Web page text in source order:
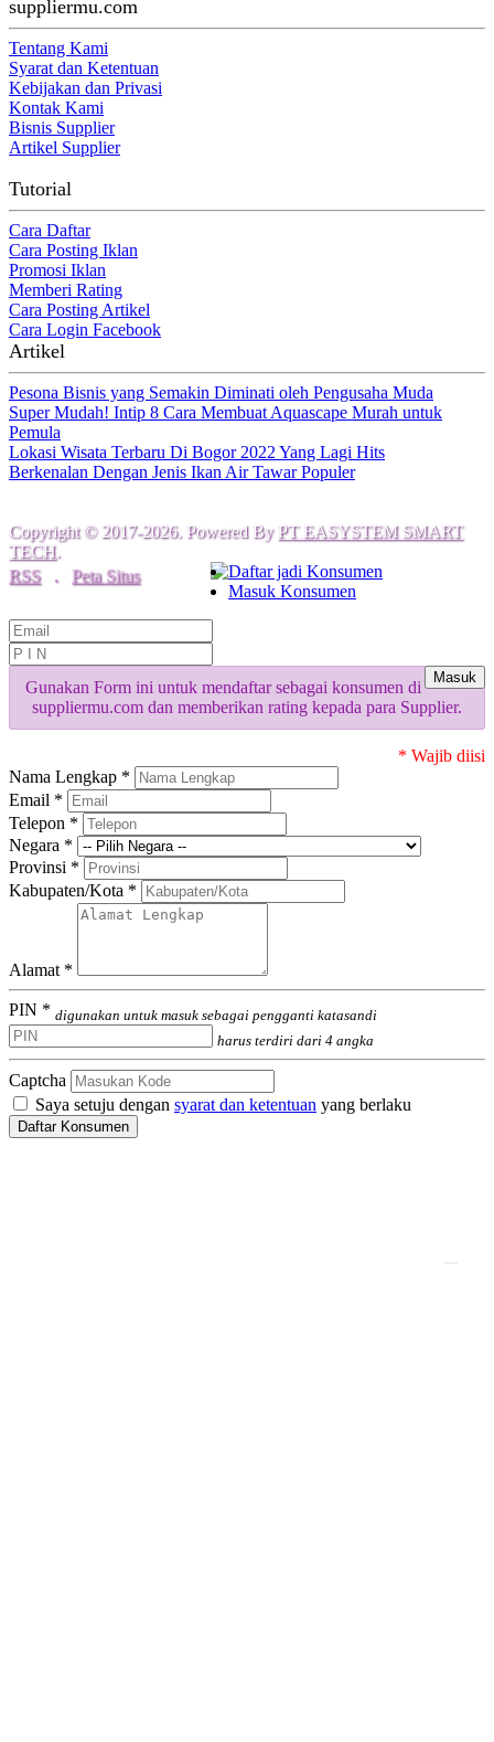
suppliermu.com
Tentang Kami
Syarat dan Ketentuan
Kebijakan dan Privasi
Kontak Kami
Bisnis Supplier
Artikel Supplier
Tutorial
Cara Daftar
Cara Posting Iklan
Promosi Iklan
Memberi Rating
Cara Posting Artikel
Cara Login Facebook
Artikel
Pesona Bisnis yang Semakin Diminati oleh Pengusaha Muda
Super Mudah! Intip 8 Cara Membuat Aquascape Murah untuk
Pemula
Lokasi Wisata Terbaru Di Bogor 2022 Yang Lagi Hits
Berkenalan Dengan Jenis Ikan Air Tawar Populer
Copyright © 2017-2026. Powered By PT EASYSTEM SMART
TECH.
RSS
. Peta Situs
Daftar jadi Konsumen
Masuk Konsumen
Masuk
Gunakan Form ini untuk mendaftar sebagai konsumen di
suppliermu.com dan memberikan rating kepada para Supplier.
* Wajib diisi
Nama Lengkap *
Email *
Telepon *
Negara *
Provinsi *
Kabupaten/Kota *
Alamat *
PIN * digunakan untuk masuk sebagai pengganti katasandi
harus terdiri dari 4 angka
Captcha
Saya setuju dengan syarat dan ketentuan yang berlaku
Daftar Konsumen